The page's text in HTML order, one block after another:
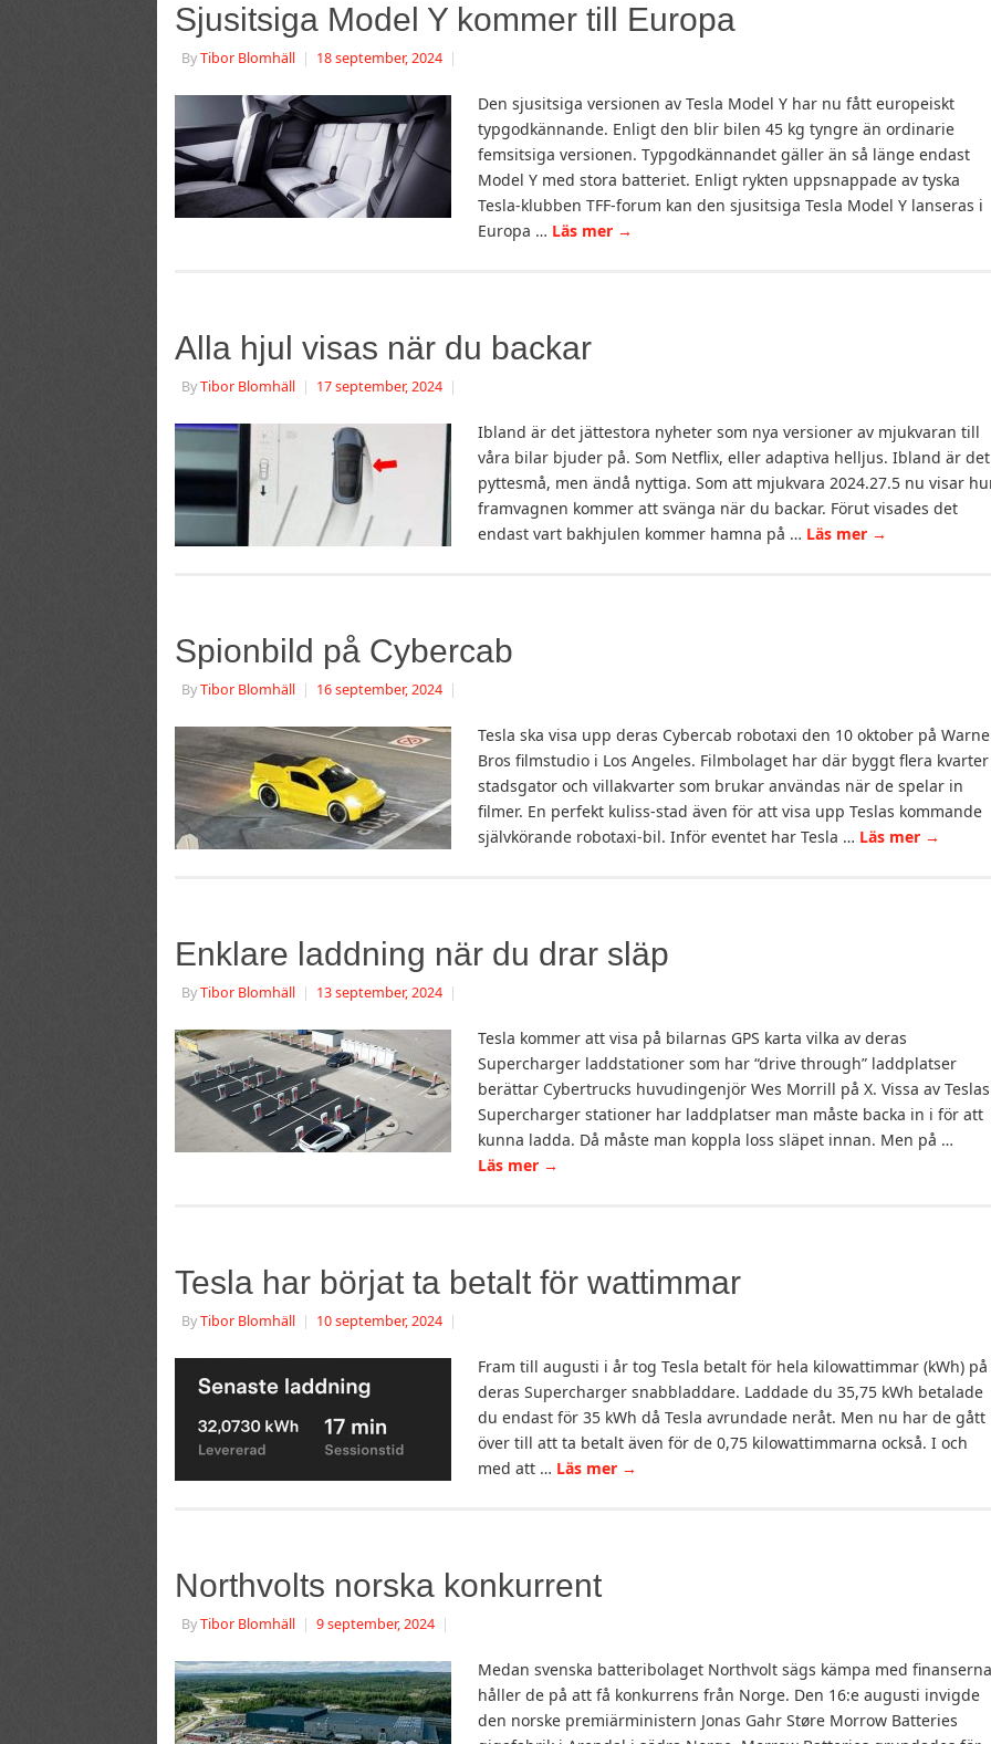
Sjusitsiga Model Y kommer till Europa
ByTibor Blomhäll | 18 september, 2024 |
Den sjusitsiga versionen av Tesla Model Y har nu fått europeiskt
typgodkännande. Enligt den blir bilen 45 kg tyngre än ordinarie
femsitsiga versionen. Typgodkännandet gäller än så länge endast
Model Y med stora batteriet. Enligt rykten uppsnappade av tyska
Tesla-klubben TFF-forum kan den sjusitsiga Tesla Model Y lanseras i
Europa … Läs mer →
Alla hjul visas när du backar
ByTibor Blomhäll | 17 september, 2024 |
Ibland är det jättestora nyheter som nya versioner av mjukvaran till
våra bilar bjuder på. Som Netflix, eller adaptiva helljus. Ibland är det
pyttesmå, men ändå nyttiga. Som att mjukvara 2024.27.5 nu visar
framvagnen kommer att svänga när du backar. Förut visades det
endast vart bakhjulen kommer hamna på … Läs mer →
Spionbild på Cybercab
ByTibor Blomhäll | 16 september, 2024 |
Tesla ska visa upp deras Cybercab robotaxi den 10 oktober på
Bros filmstudio i Los Angeles. Filmbolaget har där byggt flera kvarter
stadsgator och villakvarter som brukar användas när de spelar in
filmer. En perfekt kuliss-stad även för att visa upp Teslas kommande
självkörande robotaxi-bil. Inför eventet har Tesla … Läs mer →
Enklare laddning när du drar släp
ByTibor Blomhäll | 13 september, 2024 |
Tesla kommer att visa på bilarnas GPS karta vilka av deras
Supercharger laddstationer som har “drive through” laddplatser
berättar Cybertrucks huvudingenjör Wes Morrill på X. Vissa av Teslas
Supercharger stationer har laddplatser man måste backa in i för att
kunna ladda. Då måste man koppla loss släpet innan. Men på …
Läs mer →
Tesla har börjat ta betalt för wattimmar
ByTibor Blomhäll | 10 september, 2024 |
Fram till augusti i år tog Tesla betalt för hela kilowattimmar (kWh) på
deras Supercharger snabbladdare. Laddade du 35,75 kWh betalade
du endast för 35 kWh då Tesla avrundade neråt. Men nu har de gått
över till att ta betalt även för de 0,75 kilowattimmarna också. I och
med att … Läs mer →
Northvolts norska konkurrent
ByTibor Blomhäll | 9 september, 2024 |
Medan svenska batteribolaget Northvolt sägs kämpa med finanserna
håller de på att få konkurrens från Norge. Den 16:e augusti invigde
den norske premiärministern Jonas Gahr Støre Morrow Batteries